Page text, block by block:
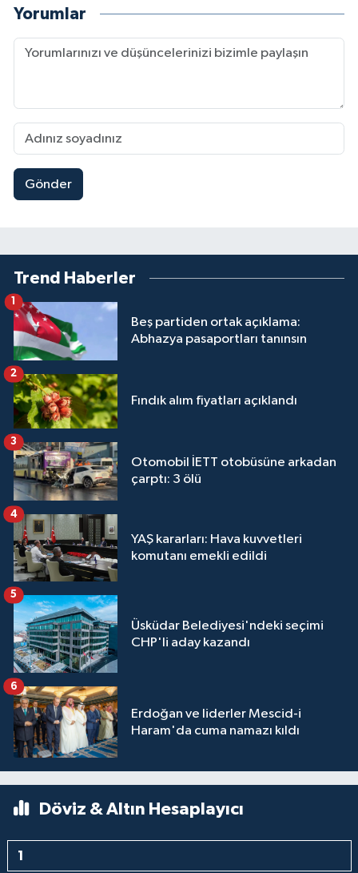
Yorumlar
Gönder
Trend Haberler
Beş partiden ortak açıklama:
Abhazya pasaportları tanınsın
1
Fındık alım fiyatları açıklandı
2
Otomobil İETT otobüsüne arkadan
çarptı: 3 ölü
3
YAŞ kararları: Hava kuvvetleri
komutanı emekli edildi
4
Üsküdar Belediyesi'ndeki seçimi
CHP'li aday kazandı
5
Erdoğan ve liderler Mescid-i
Haram'da cuma namazı kıldı
6
Döviz & Altın Hesaplayıcı